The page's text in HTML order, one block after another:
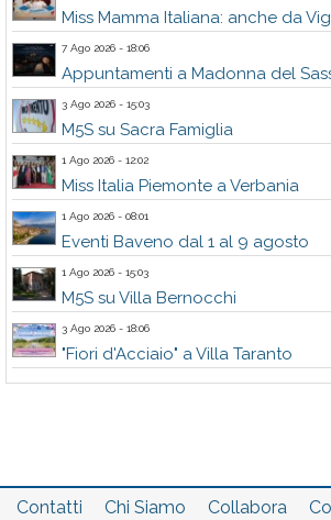
Miss Mamma Italiana: anche da
7 Ago 2026 - 18:06
Appuntamenti a Madonna del
3 Ago 2026 - 15:03
M5S su Sacra Famiglia
1 Ago 2026 - 12:02
Miss Italia Piemonte a Verbania
1 Ago 2026 - 08:01
Eventi Baveno dal 1 al 9 agosto
1 Ago 2026 - 15:03
M5S su Villa Bernocchi
3 Ago 2026 - 18:06
"Fiori d'Acciaio" a Villa Taranto
Contatti Chi Siamo Collabora